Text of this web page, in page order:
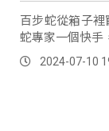
百步蛇從箱子
蛇專家一個快手
2024-07-10